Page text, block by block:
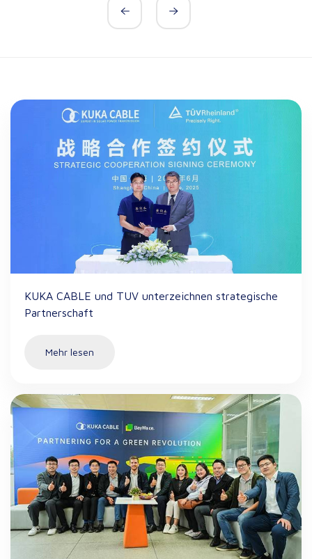
KUKA CABLE und TUV unterzeichnen strategische
Partnerschaft
Mehr lesen